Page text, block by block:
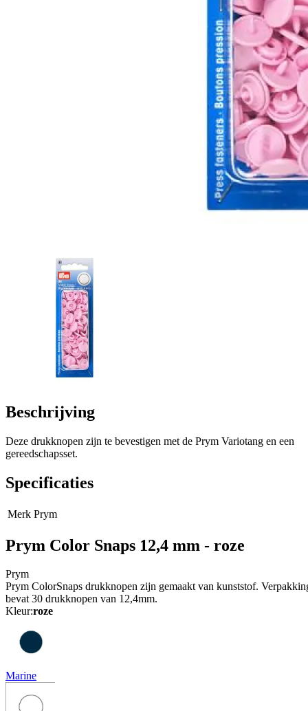
Beschrijving
Deze drukknopen zijn te bevestigen met de Prym Variotang en een
gereedschapsset.
Specificaties
Merk Prym
Prym Color Snaps 12,4 mm - roze
Prym
Prym ColorSnaps drukknopen zijn gemaakt van kunststof.
bevat 30 drukknopen van 12,4mm.
Kleur:roze
Marine